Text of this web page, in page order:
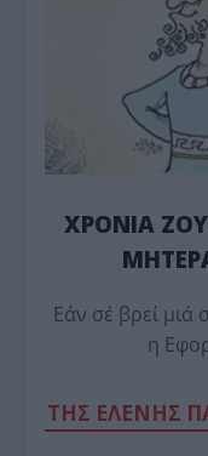
ΧΡΟΝΙΑ
Εάν σέ βρεί μιά
η
TΗΣ ΕΛΕΝΗΣ